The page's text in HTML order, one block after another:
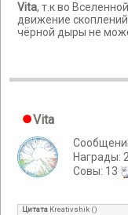
Vita, т.к во
движение
чёрной дыры не
Vita
Награды:
Cовы: 13
Цитата Kreativshik ()